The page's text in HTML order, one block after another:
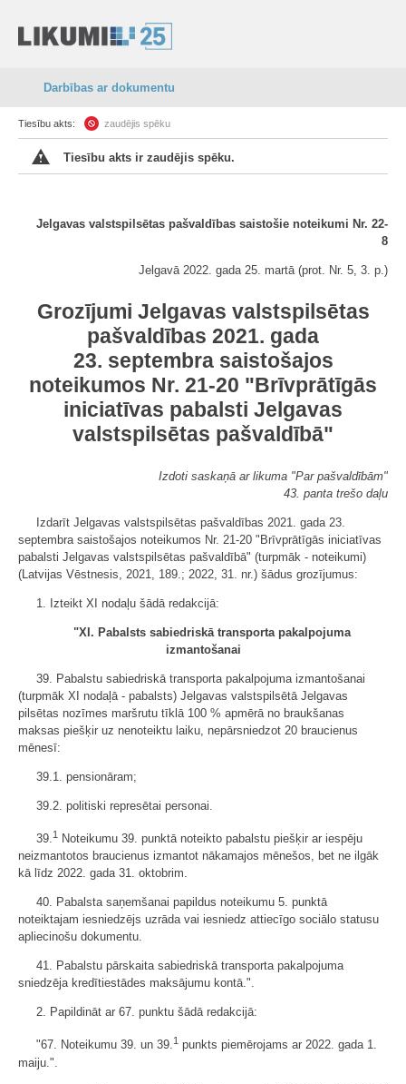
Darbības ar dokumentu
Tiesību akts: zaudējis spēku
Tiesību akts ir zaudējis spēku.
Jelgavas valstspilsētas pašvaldības saistošie noteikumi Nr. 22-
8
Jelgavā 2022. gada 25. martā (prot. Nr. 5, 3. p.)
Grozījumi Jelgavas valstspilsētas
pašvaldības 2021. gada
23. septembra saistošajos
noteikumos Nr. 21-20 "Brīvprātīgās
iniciatīvas pabalsti Jelgavas
valstspilsētas pašvaldībā"
Izdoti saskaņā ar likuma "Par pašvaldībām"
43. panta trešo daļu
Izdarīt Jelgavas valstspilsētas pašvaldības 2021. gada 23.
septembra saistošajos noteikumos Nr. 21-20 "Brīvprātīgās iniciatīvas
pabalsti Jelgavas valstspilsētas pašvaldībā" (turpmāk - noteikumi)
(Latvijas Vēstnesis, 2021, 189.; 2022, 31. nr.) šādus grozījumus:
1. Izteikt XI nodaļu šādā redakcijā:
"XI. Pabalsts sabiedriskā transporta pakalpojuma
izmantošanai
39. Pabalstu sabiedriskā transporta pakalpojuma izmantošanai
(turpmāk XI nodaļā - pabalsts) Jelgavas valstspilsētā Jelgavas
pilsētas nozīmes maršrutu tīklā 100 % apmērā no braukšanas
maksas piešķir uz nenoteiktu laiku, nepārsniedzot 20 braucienus
mēnesī:
39.1. pensionāram;
39.2. politiski represētai personai.
39.1
Noteikumu 39. punktā noteikto pabalstu piešķir ar iespēju
neizmantotos braucienus izmantot nākamajos mēnešos, bet ne ilgāk
kā līdz 2022. gada 31. oktobrim.
40. Pabalsta saņemšanai papildus noteikumu 5. punktā
noteiktajam iesniedzējs uzrāda vai iesniedz attiecīgo sociālo statusu
apliecinošu dokumentu.
41. Pabalstu pārskaita sabiedriskā transporta pakalpojuma
sniedzēja kredītiestādes maksājumu kontā.".
2. Papildināt ar 67. punktu šādā redakcijā:
"67. Noteikumu 39. un 39.1 punkts piemērojams ar 2022. gada 1.
maiju.".